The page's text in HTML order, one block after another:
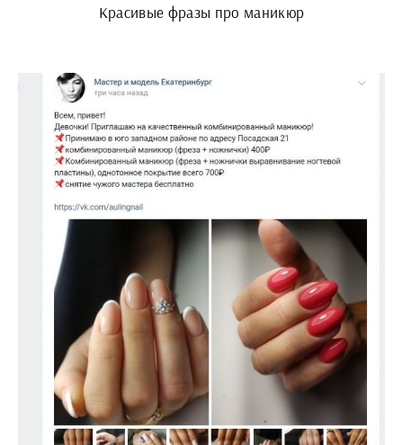
Красивые фразы про маникюр